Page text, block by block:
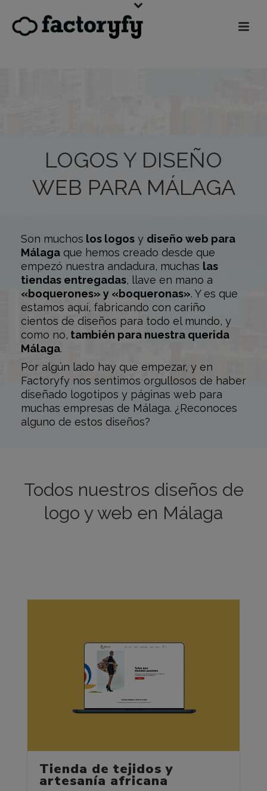
LOGOS Y DISEÑO
WEB PARA MÁLAGA
Son muchos los logos y diseño web para
Málaga que hemos creado desde que
empezó nuestra andadura, muchas las
tiendas entregadas, llave en mano a
«boquerones» y «boqueronas». Y es que
estamos aquí, fabricando con cariño
cientos de diseños para todo el mundo, y
como no, también para nuestra querida
Málaga.
Por algún lado hay que empezar, y en
Factoryfy nos sentimos orgullosos de haber
diseñado logotipos y páginas web para
muchas empresas de Málaga. ¿Reconoces
alguno de estos diseños?
Todos nuestros diseños de
logo y web en Málaga
Tienda de tejidos y
artesanía africana